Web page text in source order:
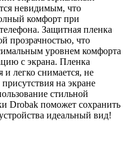
невидимым, что
комфорт при
Защитная пленка
прозрачностью, что
уровнем комфорта
с экрана. Пленка
и легко снимается, не
присутствия на экране
стильной
Drobak поможет сохранить
идеальный вид!